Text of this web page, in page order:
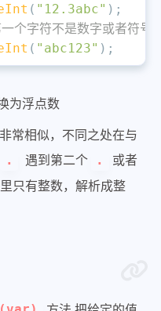
( "12.3abc" );
个字符不是数字或者符号
( "abc123" );
为浮点数
常相似，不同之处在与
. 遇到第二个 .
或者
只有整数，解析成整